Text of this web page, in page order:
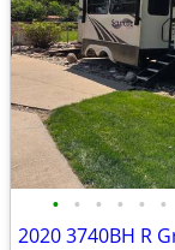
• • • • • •